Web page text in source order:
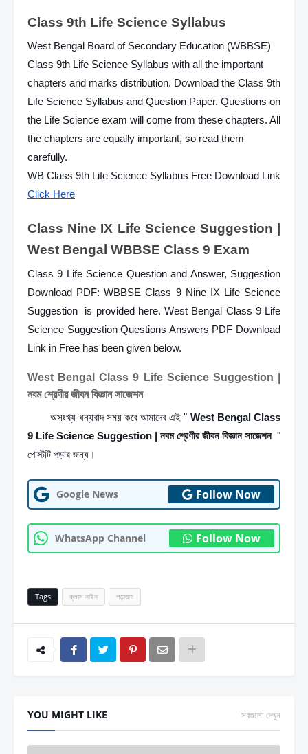
Class 9th Life Science Syllabus
West Bengal Board of Secondary Education (WBBSE)
Class 9th Life Science Syllabus with all the important
chapters and marks distribution. Download the Class 9th
Life Science Syllabus and Question Paper. Questions on
the Life Science exam will come from these chapters. All
the chapters are equally important, so read them
carefully.
Click Here
Class Nine IX Life Science Suggestion |
West Bengal WBBSE Class 9 Exam
Class 9 Life Science Question and Answer, Suggestion
Download PDF: WBBSE Class 9 Nine IX Life Science
Suggestion  is provided here. West Bengal Class 9 Life
Science Suggestion Questions Answers PDF Download
Link in Free has been given below.
West Bengal Class 9 Life Science Suggestion |
নবম শ্রেণীর জীবন বিজ্ঞান সাজেশন
অসংখ্য ধন্যবাদ সময় করে আমাদের এই " West Bengal Class
9 Life Science Suggestion | নবম শ্রেণীর জীবন বিজ্ঞান সাজেশন "
পােস্টটি পড়ার জন্য।
Google News Follow Now
WhatsApp Channel Follow Now
Tags ক্লাস নাইন পড়াশুনা
YOU MIGHT LIKE সবগুলো দেখুন